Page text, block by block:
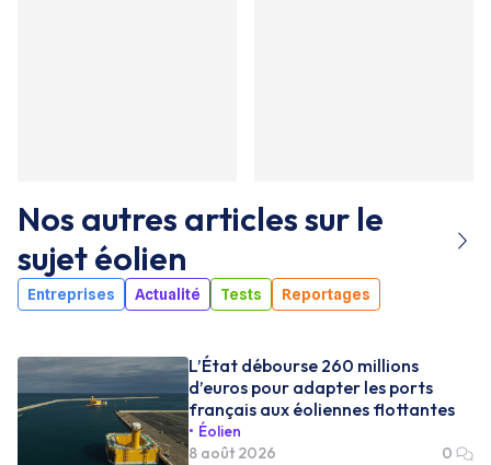
Nos autres articles sur le
sujetéolien
Entreprises Actualité Tests Reportages
L’État débourse 260 millions
d’euros pour adapter les ports
français aux éoliennes flottantes
Éolien
8 août 2026
0